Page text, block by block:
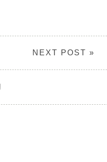
NEXT POST »